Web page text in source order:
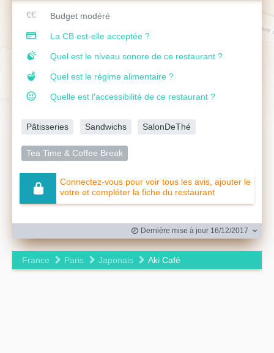
Budget modéré
La CB est-elle acceptée ?
Quel est le niveau sonore de ce restaurant ?
Quel est le régime alimentaire ?
Quelle est l'accessibilité de ce restaurant ?
Pâtisseries Sandwichs SalonDeThé
Tea Time & Coffee Break
Connectez-vous pour voir tous les avis, ajouter le
votre et compléter la fiche du restaurant
Dernière mise à jour 16/12/2017
France Paris Japonais Aki Café